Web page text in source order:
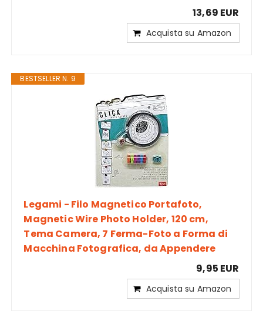
13,69 EUR
Acquista su Amazon
BESTSELLER N. 9
Legami - Filo Magnetico Portafoto,
Magnetic Wire Photo Holder, 120 cm,
Tema Camera, 7 Ferma-Foto a Forma di
Macchina Fotografica, da Appendere
9,95 EUR
Acquista su Amazon